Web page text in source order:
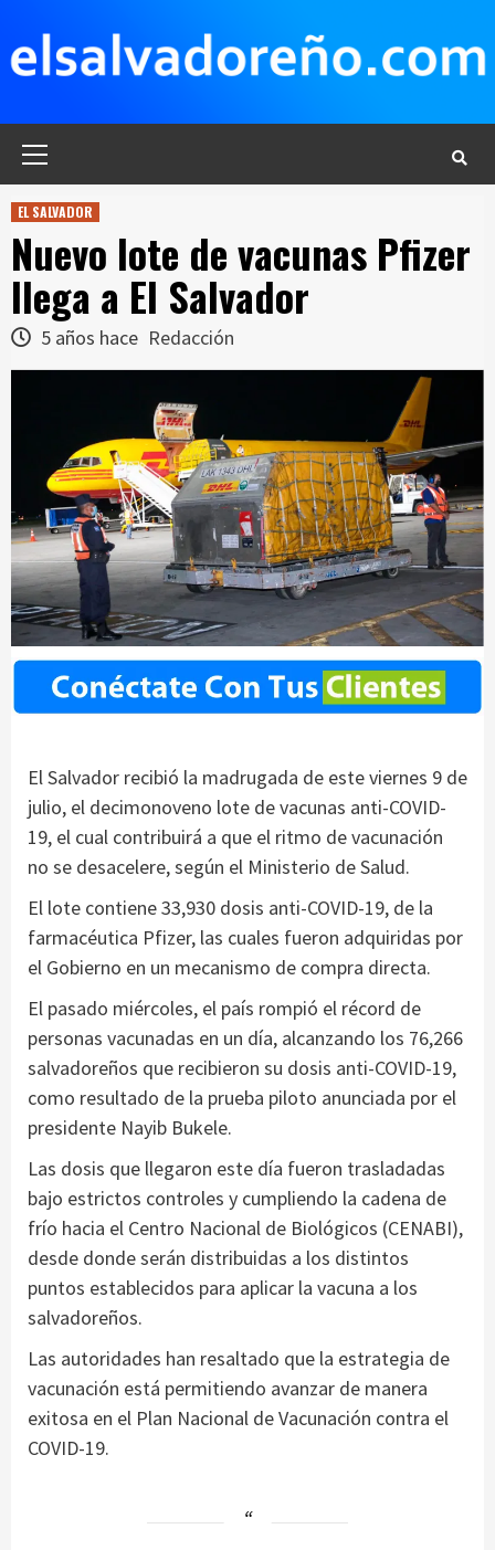
contenido
EL SALVADOR
Nuevo lote de vacunas Pfizer
llega a El Salvador
5 años hace Redacción
El Salvador recibió la madrugada de este viernes 9 de
julio, el decimonoveno lote de vacunas anti-COVID-
19, el cual contribuirá a que el ritmo de vacunación
no se desacelere, según el Ministerio de Salud.
El lote contiene 33,930 dosis anti-COVID-19, de la
farmacéutica Pfizer, las cuales fueron adquiridas por
el Gobierno en un mecanismo de compra directa.
El pasado miércoles, el país rompió el récord de
personas vacunadas en un día, alcanzando los 76,266
salvadoreños que recibieron su dosis anti-COVID-19,
como resultado de la prueba piloto anunciada por el
presidente Nayib Bukele.
Las dosis que llegaron este día fueron trasladadas
bajo estrictos controles y cumpliendo la cadena de
frío hacia el Centro Nacional de Biológicos (CENABI),
desde donde serán distribuidas a los distintos
puntos establecidos para aplicar la vacuna a los
salvadoreños.
Las autoridades han resaltado que la estrategia de
vacunación está permitiendo avanzar de manera
exitosa en el Plan Nacional de Vacunación contra el
COVID-19.